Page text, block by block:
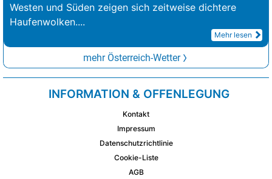
Westen und Süden zeigen sich zeitweise dichtere
Haufenwolken....
Mehr lesen
mehr Österreich-Wetter
INFORMATION & OFFENLEGUNG
Kontakt
Impressum
Datenschutzrichtlinie
Cookie-Liste
AGB